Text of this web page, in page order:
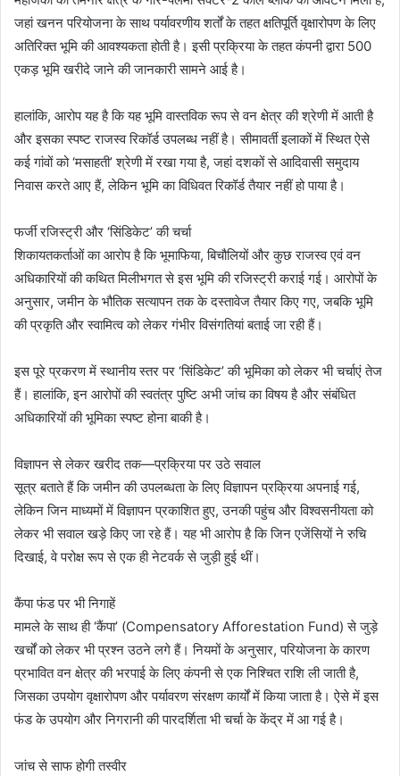
जहां खनन परियोजना के साथ पर्यावरणीय शर्तों के तहत क्षतिपूर्ति वृक्षारोपण के लिए
अतिरिक्त भूमि की आवश्यकता होती है। इसी प्रक्रिया के तहत कंपनी द्वारा 500
एकड़ भूमि खरीदे जाने की जानकारी सामने आई है।
हालांकि, आरोप यह है कि यह भूमि वास्तविक रूप से वन क्षेत्र की श्रेणी में आती है
और इसका स्पष्ट राजस्व रिकॉर्ड उपलब्ध नहीं है। सीमावर्ती इलाकों में स्थित ऐसे
कई गांवों को ‘मसाहती’ श्रेणी में रखा गया है, जहां दशकों से आदिवासी समुदाय
निवास करते आए हैं, लेकिन भूमि का विधिवत रिकॉर्ड तैयार नहीं हो पाया है।
फर्जी रजिस्ट्री और ‘सिंडिकेट’ की चर्चा
शिकायतकर्ताओं का आरोप है कि भूमाफिया, बिचौलियों और कुछ राजस्व एवं वन
अधिकारियों की कथित मिलीभगत से इस भूमि की रजिस्ट्री कराई गई। आरोपों के
अनुसार, जमीन के भौतिक सत्यापन तक के दस्तावेज तैयार किए गए, जबकि भूमि
की प्रकृति और स्वामित्व को लेकर गंभीर विसंगतियां बताई जा रही हैं।
इस पूरे प्रकरण में स्थानीय स्तर पर ‘सिंडिकेट’ की भूमिका को लेकर भी चर्चाएं तेज
हैं। हालांकि, इन आरोपों की स्वतंत्र पुष्टि अभी जांच का विषय है और संबंधित
अधिकारियों की भूमिका स्पष्ट होना बाकी है।
विज्ञापन से लेकर खरीद तक—प्रक्रिया पर उठे सवाल
सूत्र बताते हैं कि जमीन की उपलब्धता के लिए विज्ञापन प्रक्रिया अपनाई गई,
लेकिन जिन माध्यमों में विज्ञापन प्रकाशित हुए, उनकी पहुंच और विश्वसनीयता को
लेकर भी सवाल खड़े किए जा रहे हैं। यह भी आरोप है कि जिन एजेंसियों ने रुचि
दिखाई, वे परोक्ष रूप से एक ही नेटवर्क से जुड़ी हुई थीं।
कैंपा फंड पर भी निगाहें
मामले के साथ ही ‘कैंपा’ (Compensatory Afforestation Fund) से जुड़े
खर्चों को लेकर भी प्रश्न उठने लगे हैं। नियमों के अनुसार, परियोजना के कारण
प्रभावित वन क्षेत्र की भरपाई के लिए कंपनी से एक निश्चित राशि ली जाती है,
जिसका उपयोग वृक्षारोपण और पर्यावरण संरक्षण कार्यों में किया जाता है। ऐसे में इस
फंड के उपयोग और निगरानी की पारदर्शिता भी चर्चा के केंद्र में आ गई है।
जांच से साफ होगी तस्वीर